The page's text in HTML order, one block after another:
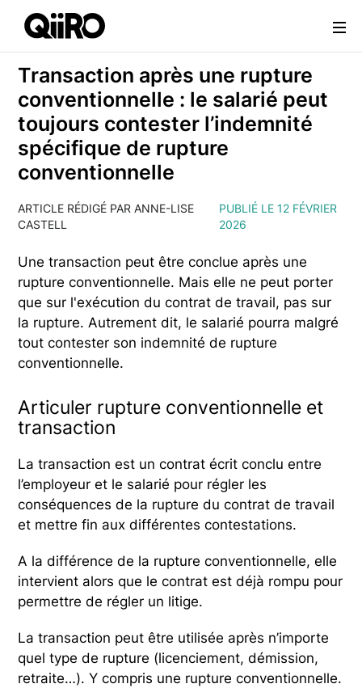
Webflow Homepage
Transaction après une rupture
conventionnelle : le salarié peut
toujours contester l’indemnité
spécifique de rupture
conventionnelle
ARTICLE RÉDIGÉ PAR ANNE-LISE
CASTELL
PUBLIÉ LE 12 FÉVRIER
2026
Une transaction peut être conclue après une
rupture conventionnelle. Mais elle ne peut porter
que sur l'exécution du contrat de travail, pas sur
la rupture. Autrement dit, le salarié pourra malgré
tout contester son indemnité de rupture
conventionnelle.
Articuler rupture conventionnelle et
transaction
La transaction est un contrat écrit conclu entre
l’employeur et le salarié pour régler les
conséquences de la rupture du contrat de travail
et mettre fin aux différentes contestations.
A la différence de la rupture conventionnelle, elle
intervient alors que le contrat est déjà rompu pour
permettre de régler un litige.
La transaction peut être utilisée après n’importe
quel type de rupture (licenciement, démission,
retraite…). Y compris une rupture conventionnelle.